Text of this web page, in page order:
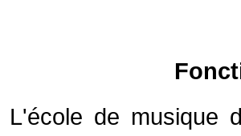
L'école de musique